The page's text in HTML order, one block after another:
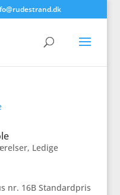
, Ledige
nr. 16B Standardpris